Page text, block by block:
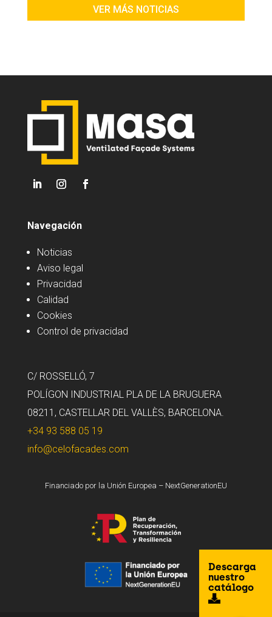
VER MÁS NOTICIAS
Navegación
Noticias
Aviso legal
Privacidad
Calidad
Cookies
Control de privacidad
C/ ROSSELLÓ, 7
POLÍGON INDUSTRIAL PLA DE LA BRUGUERA
08211, CASTELLAR DEL VALLÈS, BARCELONA.
+34 93 588 05 19
info@celofacades.com
Descarga
nuestro
catálogo
Financiado por la Unión Europea – NextGenerationEU